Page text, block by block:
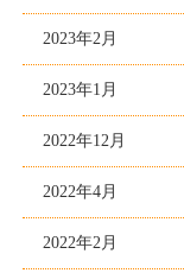
2023年2月
2023年1月
2022年12月
2022年4月
2022年2月